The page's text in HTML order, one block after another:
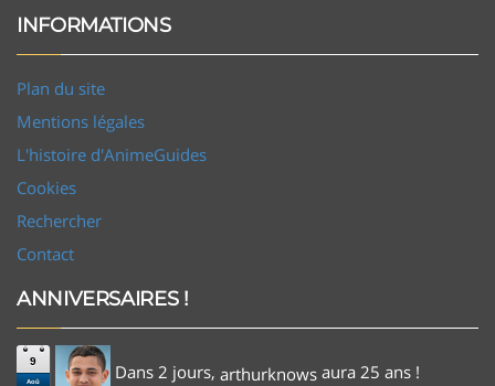
INFORMATIONS
Plan du site
Mentions légales
L'histoire d'AnimeGuides
Cookies
Rechercher
Contact
ANNIVERSAIRES !
9
Aoû Dans 2 jours, arthurknows aura 25 ans !